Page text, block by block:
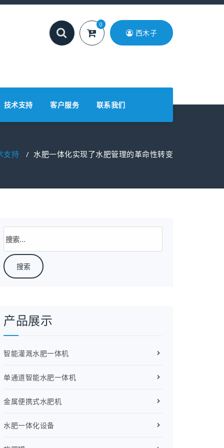
0
西木子
技术支持 客户服务 联系我们
支持 / 水肥一体化实现了水肥管理的革命性转变
索：
产品展示
智能灌溉水肥一体机
单通道智能水肥一体机
金属便携式水肥机
水肥一体化设备